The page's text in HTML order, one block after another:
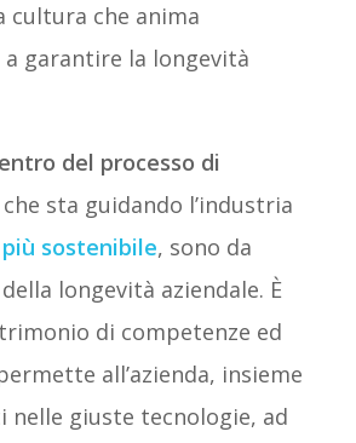
cultura che anima
a garantire la longevità
del processo di
che sta guidando l’industria
sostenibile, sono da
longevità aziendale. È
di competenze ed
all’azienda, insieme
nelle giuste tecnologie, ad